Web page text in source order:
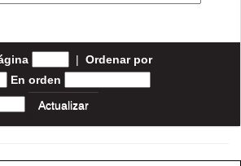
| Ordenar por
En orden